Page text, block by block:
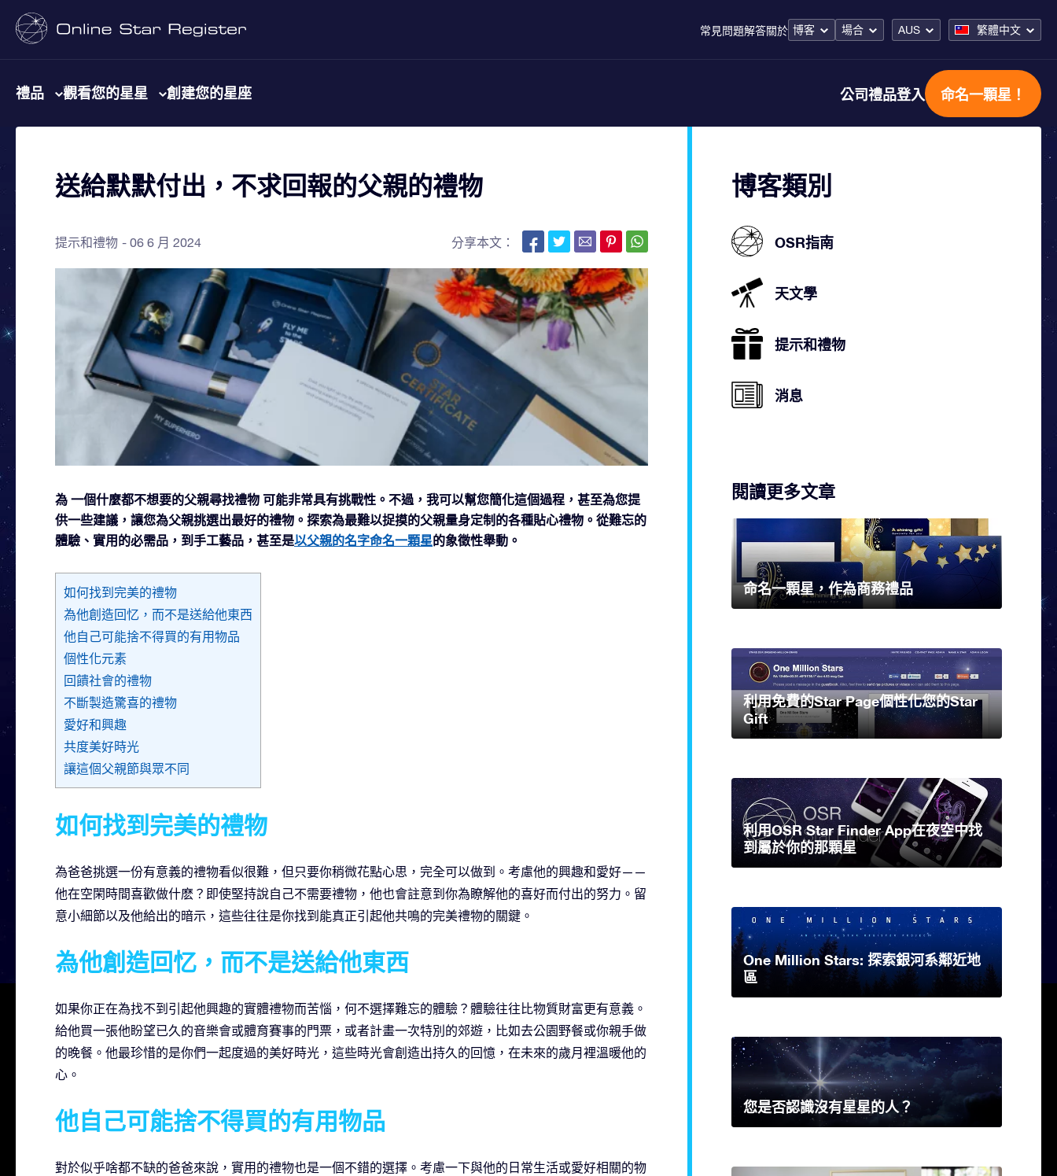
常見問題解答關於 博客 場合 AUS 繁體中文
禮品 觀看您的星星 創建您的星座 公司禮品登入 命名一顆星！
送給默默付出，不求回報的父親的禮物
提示和禮物 06 6 月 2024 分享本文：
為 一個什麼都不想要的父親尋找禮物 可能非常具有挑戰性。不過，我可以幫您簡化這個過程，甚至為您提
供一些建議，讓您為父親挑選出最好的禮物。探索為最難以捉摸的父親量身定制的各種貼心禮物。從難忘的
體驗、實用的必需品，到手工藝品，甚至是以父親的名字命名一顆星的象徵性舉動。
如何找到完美的禮物
為他創造回忆，而不是送給他東西
他自己可能捨不得買的有用物品
個性化元素
回饋社會的禮物
不斷製造驚喜的禮物
愛好和興趣
共度美好時光
讓這個父親節與眾不同
如何找到完美的禮物
為爸爸挑選一份有意義的禮物看似很難，但只要你稍微花點心思，完全可以做到。考慮他的興趣和愛好——
他在空閑時間喜歡做什麽？即使堅持說自己不需要禮物，他也會註意到你為瞭解他的喜好而付出的努力。留
意小細節以及他給出的暗示，這些往往是你找到能真正引起他共鳴的完美禮物的關鍵。
為他創造回忆，而不是送給他東西
如果你正在為找不到引起他興趣的實體禮物而苦惱，何不選擇難忘的體驗？體驗往往比物質財富更有意義。
給他買一張他盼望已久的音樂會或體育賽事的門票，或者計畫一次特別的郊遊，比如去公園野餐或你親手做
的晚餐。他最珍惜的是你們一起度過的美好時光，這些時光會創造出持久的回憶，在未來的歲月裡溫暖他的
心。
他自己可能捨不得買的有用物品
對於似乎啥都不缺的爸爸來說，實用的禮物也是一個不錯的選擇。考慮一下與他的日常生活或愛好相關的物
博客類別
OSR指南
天文學
提示和禮物
消息
閱讀更多文章
命名一顆星，作為商務禮品
利用免費的Star Page個性化您的Star
Gift
利用OSR Star Finder App在夜空中找
到屬於你的那顆星
One Million Stars: 探索銀河系鄰近地
區
您是否認識沒有星星的人？